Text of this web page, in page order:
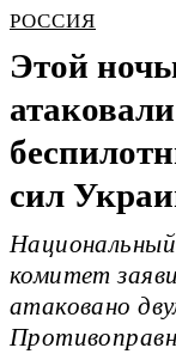
РОССИЯ
Этой
сил
комитет
атаковано